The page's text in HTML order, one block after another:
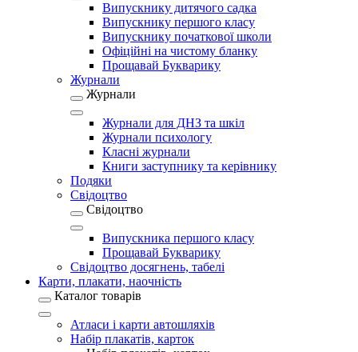
Випускнику дитячого садка
Випускнику першого класу
Випускнику початкової школи
Офіційні на чистому бланку
Прощавай Букварику
Журнали
Журнали
Журнали для ДНЗ та шкіл
Журнали психологу
Класні журнали
Книги заступнику та керівнику
Подяки
Свідоцтво
Свідоцтво
Випускника першого класу
Прощавай Букварику
Свідоцтво досягнень, табелі
Карти, плакати, наочність
Каталог товарів
Атласи і карти автошляхів
Набір плакатів, карток